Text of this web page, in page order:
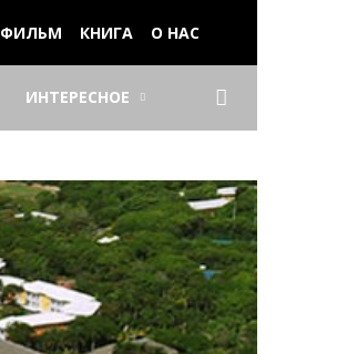
ФИЛЬМ КНИГА О НАС
ИНТЕРЕСНОЕ